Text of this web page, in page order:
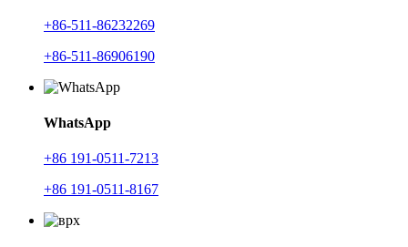
+86-511-86232269
+86-511-86906190
WhatsApp
+86 191-0511-7213
+86 191-0511-8167